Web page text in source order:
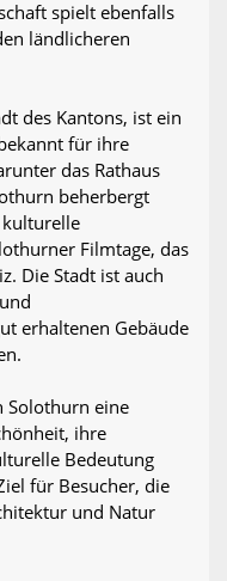
spielt ebenfalls
ländlicheren
des Kantons, ist ein
für ihre
das Rathaus
beherbergt
kulturelle
Filmtage, das
Die Stadt ist auch
erhaltenen Gebäude
Solothurn eine
ihre
Bedeutung
für Besucher, die
und Natur